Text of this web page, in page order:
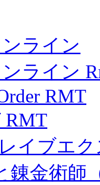
ライン
ライン
RMT
RMT
イブエ
錬金術師